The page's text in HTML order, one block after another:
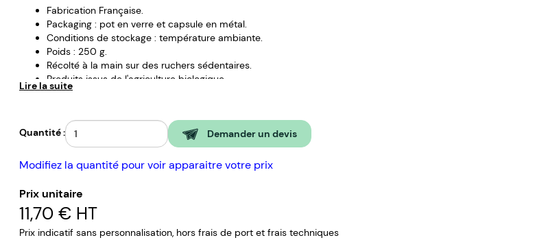
Fabrication Française.
Packaging : pot en verre et capsule en métal.
Conditions de stockage : température ambiante.
Poids : 250 g.
Récolté à la main sur des ruchers sédentaires.
Produits issus de l'agriculture biologique.
Sans colorants ni arômes artificiels.
DDM : 36 mois.
Lire la suite
Quantité : Demander un devis
Modifiez la quantité pour voir apparaitre votre prix
Prix unitaire
11,70 € HT
Prix indicatif sans personnalisation, hors frais de port et frais techniques